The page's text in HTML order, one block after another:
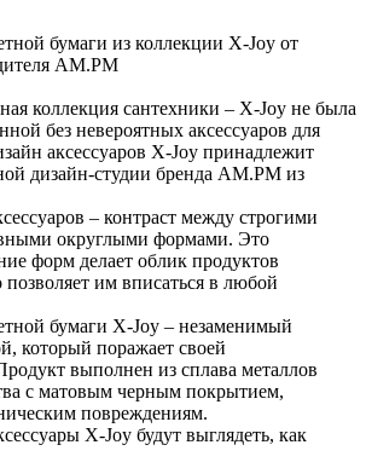
бумаги из коллекции X-Joy от
AM.PM
коллекция сантехники – X-Joy не была
без невероятных аксессуаров для
аксессуаров X-Joy принадлежит
дизайн-студии бренда AM.PM из
– контраст между строгими
округлыми формами. Это
форм делает облик продуктов
им вписаться в любой
бумаги X-Joy – незаменимый
который поражает своей
выполнен из сплава металлов
с матовым черным покрытием,
повреждениям.
X-Joy будут выглядеть, как